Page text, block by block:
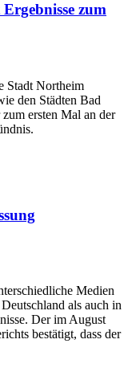
zum
Stadt Northeim
den Städten Bad
ersten Mal an der
Medien
als auch in
Der im August
bestätigt, dass der